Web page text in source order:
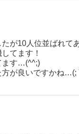
が10人位並ばれて
てます！
ます…(^^;)
方が良いですかね…(;